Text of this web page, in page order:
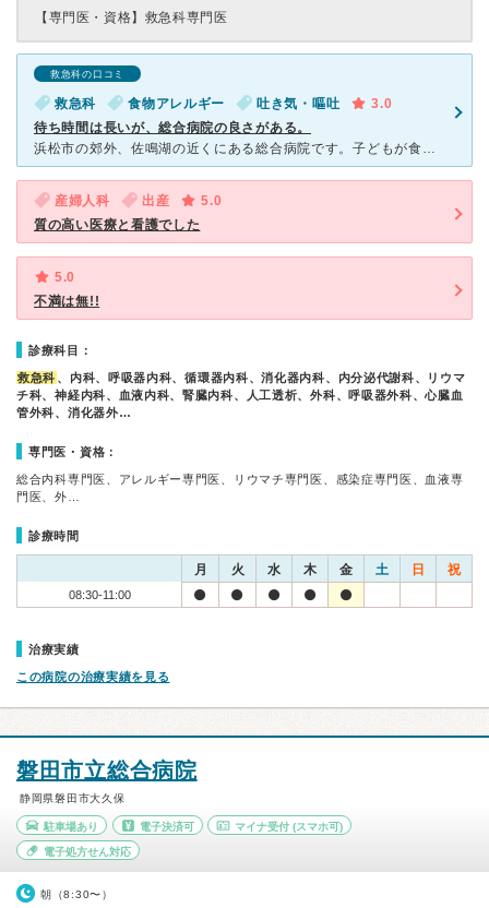
【専門医・資格】 救急科専門医
救急科の口コミ
救急科 食物アレルギー 吐き気・嘔吐
3.0
待ち時間は長いが、総合病院の良さがある。
浜松市の郊外、佐鳴湖の近くにある総合病院です。子どもが食物アレルギーによるアナフィラキシーを発症したため、救急外来を利用しました。事前に電話連絡はしましたが、救急外来であったため、2時間程の待ち時間が
産婦人科 出産
5.0
質の高い医療と看護でした
5.0
不満は無!!
診療科目：
救急科 、内科、呼吸器内科、循環器内科、消化器内科、内分泌代謝科、リウマ
チ科、神経内科、血液内科、腎臓内科、人工透析、外科、呼吸器外科、心臓血
管外科、消化器外…
専門医・資格：
総合内科専門医、アレルギー専門医、リウマチ専門医、感染症専門医、血液専
門医、外…
診療時間
月 火 水 木 金 土 日 祝
08:30-11:00
治療実績
この病院の治療実績を見る
磐田市立総合病院
静岡県磐田市大久保
駐車場あり 電子決済可 マイナ受付 (スマホ可)
電子処方せん対応
朝（8:30〜）